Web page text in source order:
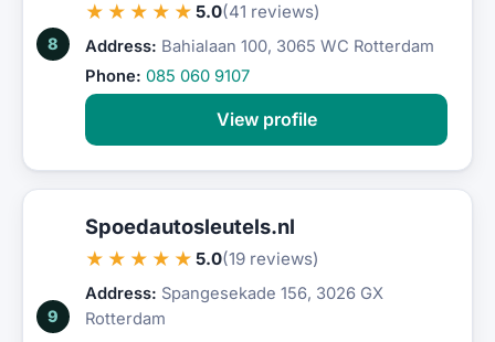
8
★★★★★ 5.0(41 reviews)
Address: Bahialaan 100, 3065 WC Rotterdam
Phone: 085 060 9107
View profile
9
Spoedautosleutels.nl
★★★★★ 5.0(19 reviews)
Address: Spangesekade 156, 3026 GX
Rotterdam